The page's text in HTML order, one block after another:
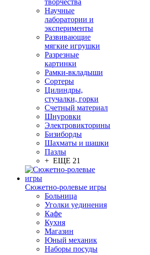
творчества
Научные
лаборатории и
эксперименты
Развивающие
мягкие игрушки
Разрезные
картинки
Рамки-вкладыши
Сортеры
Цилиндры,
стучалки, горки
Счетный материал
Шнуровки
Электровикторины
Бизиборды
Шахматы и шашки
Пазлы
+ ЕЩЕ 21
Сюжетно-ролевые игры
Больница
Уголки уединения
Кафе
Кухня
Магазин
Юный механик
Наборы посуды